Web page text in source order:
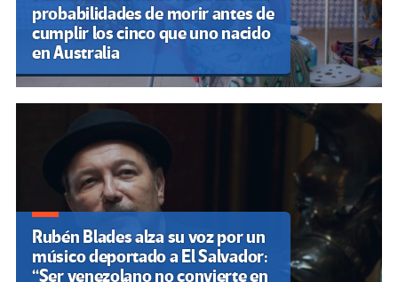
probabilidades de morir antes de
cumplir los cinco que uno nacido
en Australia
Rubén Blades alza su voz por un
músico deportado a El Salvador:
“Ser venezolano no convierte en